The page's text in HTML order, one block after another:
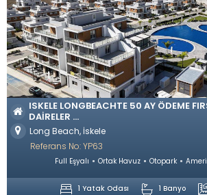
ISKELE LONGBEACHTE 50 AY ÖDEME
DAIRELER ...
Long Beach, İskele
Referans No: YP63
Full Eşyalı Ortak Havuz Otopark
1 Yatak Odası 1 Banyo